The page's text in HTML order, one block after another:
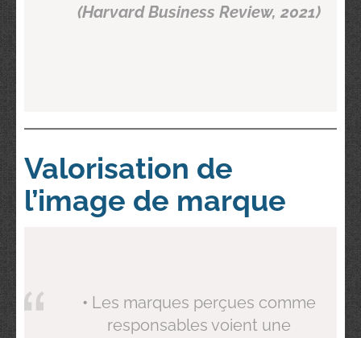
(Harvard Business Review, 2021)
Valorisation de
l’image de marque
• Les marques perçues comme
responsables voient une